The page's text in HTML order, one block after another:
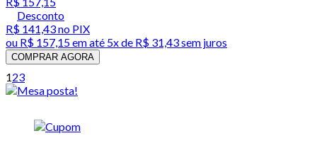
Desconto
R$ 141,43no PIX
ou R$ 157,15em até 5x de R$ 31,43 sem juros
COMPRAR AGORA
123